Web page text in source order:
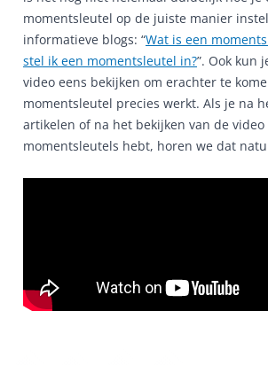
momentsleutel op de juiste manier
informatieve blogs: “Wat is een
stel ik een momentsleutel in?”. Ook kun
video eens bekijken om erachter te
momentsleutel precies werkt. Als je na
artikelen of na het bekijken van de video
momentsleutels hebt, horen we dat